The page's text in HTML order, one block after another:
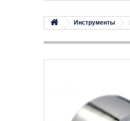
Инструменты